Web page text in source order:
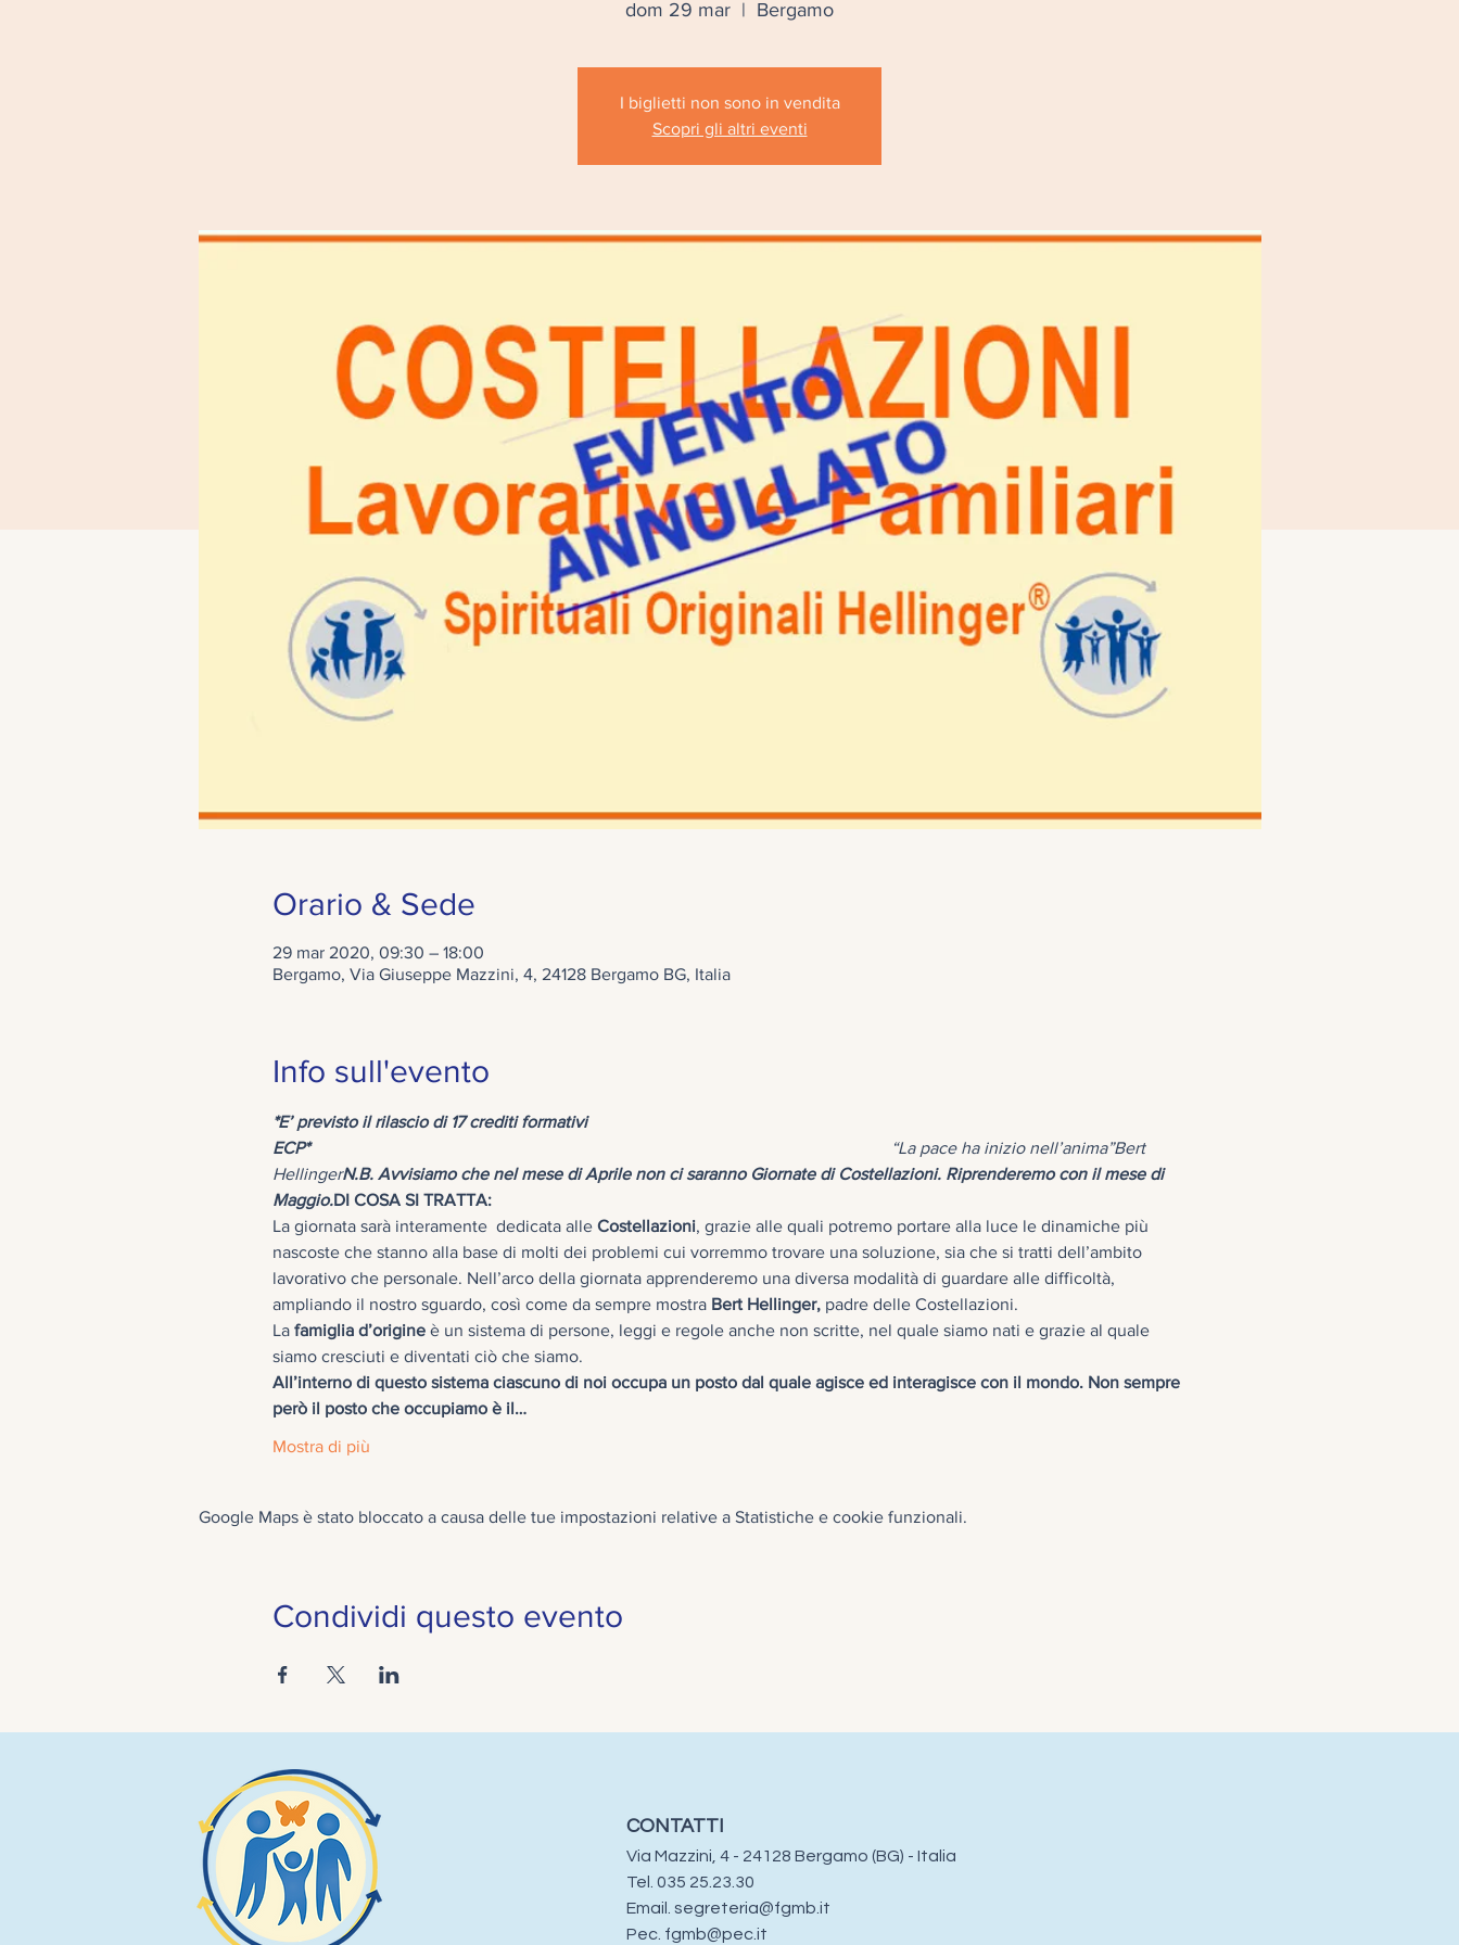
dom 29 mar
  |
Bergamo
I biglietti non sono in vendita
Scopri gli altri eventi
Orario & Sede
29 mar 2020, 09:30 – 18:00
Bergamo, Via Giuseppe Mazzini, 4, 24128 Bergamo BG, Italia
Info sull'evento
*E’ previsto il rilascio di 17 crediti formativi
ECP* “La pace ha inizio nell’anima”Bert
HellingerN.B. Avvisiamo che nel mese di Aprile non ci saranno Giornate di Costellazioni. Riprenderemo con il mese di
Maggio.DI COSA SI TRATTA:
La giornata sarà interamente  dedicata alle Costellazioni, grazie alle quali potremo portare alla luce le dinamiche più
nascoste che stanno alla base di molti dei problemi cui vorremmo trovare una soluzione, sia che si tratti dell’ambito
lavorativo che personale. Nell’arco della giornata apprenderemo una diversa modalità di guardare alle difficoltà,
ampliando il nostro sguardo, così come da sempre mostra Bert Hellinger, padre delle Costellazioni.
La famiglia d’origine è un sistema di persone, leggi e regole anche non scritte, nel quale siamo nati e grazie al quale
All’interno di questo sistema ciascuno di noi occupa un posto dal quale agisce ed interagisce con il mondo. Non sempre
però il posto che occupiamo è il…
Mostra di più
Google Maps è stato bloccato a causa delle tue impostazioni relative a Statistiche e cookie funzionali.
Condividi questo evento
CONTATTI
Via Mazzini, 4 - 24128 Bergamo (BG) - Italia
Tel. 035 25.23.30​​
Email. segreteria@fgmb.it
Pec. fgmb@pec.it